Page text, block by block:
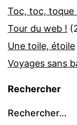
Toc, toc, toque
Tour du web !
Une toile, étoile
Voyages sans
Rechercher
Rechercher…